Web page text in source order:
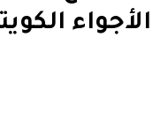
الأجواء